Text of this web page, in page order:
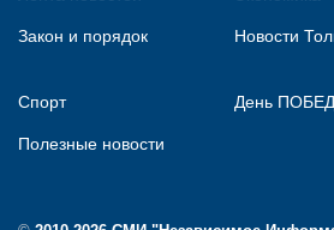
Закон и порядок Новости
Спорт День
Полезные новости